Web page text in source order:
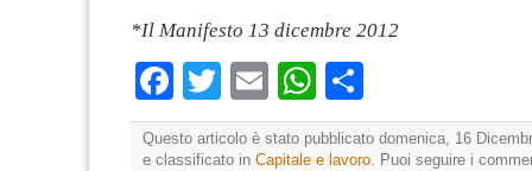
*Il Manifesto 13 dicembre 2012
Facebook
TwitterEmailWhatsApp
Questo articolo è stato pubblicato domenica, 16
e classificato in Capitale e lavoro. Puoi seguire i